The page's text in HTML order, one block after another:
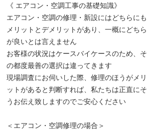
《 エアコン・空調工事の基礎知識》
エアコン・空調の修理・新設にはどちらにも
メリットとデメリットがあり、一概にどちら
が良いとは言えません
お客様の状況はケースバイケースのため、そ
の都度最善の選択は違ってきます
現場調査にお伺いした際、修理のほうがメリ
ットがあると判断すれば、私たちは正直にそ
うお伝え致しますのでご安心ください
＜エアコン・空調修理の場合＞